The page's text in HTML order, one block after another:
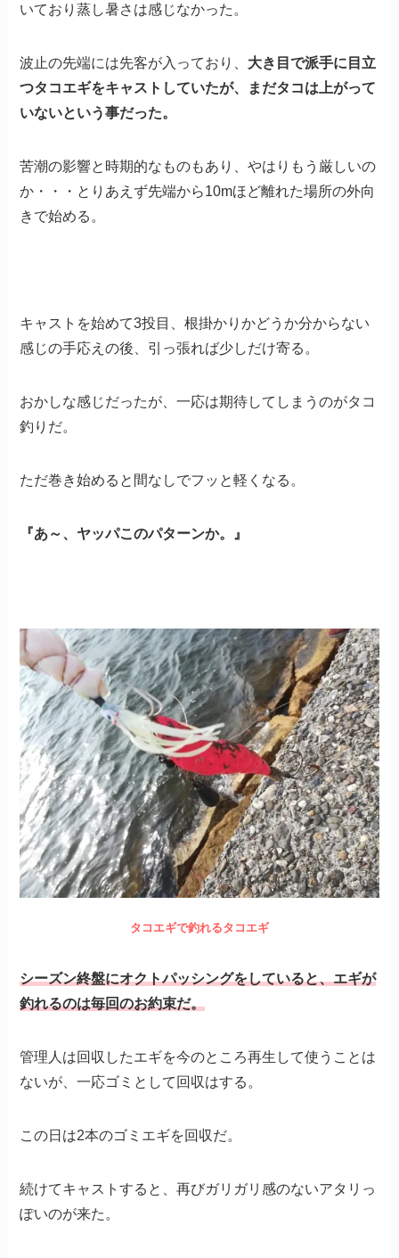
いており蒸し暑さは感じなかった。
波止の先端には先客が入っており、 大き目で派手に目立
つタコエギをキャストしていたが、まだタコは上がって
いないという事だった。
苦潮の影響と時期的なものもあり、やはりもう厳しいの
か・・・とりあえず先端から10mほど離れた場所の外向
きで始める。
キャストを始めて3投目、根掛かりかどうか分からない
感じの手応えの後、引っ張れば少しだけ寄る。
おかしな感じだったが、一応は期待してしまうのがタコ
釣りだ。
ただ巻き始めると間なしでフッと軽くなる。
『あ～、ヤッパこのパターンか。』
タコエギで釣れるタコエギ
シーズン終盤にオクトパッシングをしていると、エギが
釣れるのは毎回のお約束だ。
管理人は回収したエギを今のところ再生して使うことは
ないが、一応ゴミとして回収はする。
この日は2本のゴミエギを回収だ。
続けてキャストすると、再びガリガリ感のないアタリっ
ぽいのが来た。